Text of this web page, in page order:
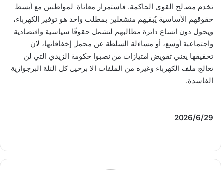
تخدم مصالح القوى الحاكمة. فاستمرار معاناة المواطنين مع أبسط
حقوقهم الأساسية يُبقيهم منشغلين بمطلب واحد هو توفير الكهرباء،
ويحول دون اتساع دائرة مطالبهم لتشمل حقوقًا سياسية واقتصادية
واجتماعية أوسع، أو مساءلة السلطة عن مجمل إخفاقاتها، لان
تحقيقها يعني تقويض امتيازات من نصبوا حكومة الزيدي التي لن
تعالج ملف الكهرباء وغيره من الملفات الا برحيل كل الثلة البرجوازية
الفاسدة.
2026/6/29